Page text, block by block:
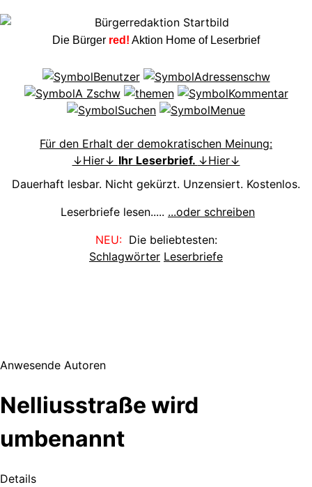
Die Bürger red! Aktion Home of Leserbrief
Für den Erhalt der demokratischen Meinung:
↓Hier↓ Ihr Leserbrief. ↓Hier↓
Dauerhaft lesbar. Nicht gekürzt. Unzensiert. Kostenlos.
Leserbriefe lesen..... ...oder schreiben
NEU:Die beliebtesten:
Schlagwörter Leserbriefe
Anwesende Autoren
Nelliusstraße wird
umbenannt
Details